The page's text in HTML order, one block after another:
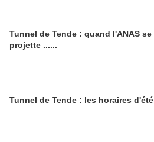
Tunnel de Tende : quand l'ANAS se
projette ......
Tunnel de Tende : les horaires d'été